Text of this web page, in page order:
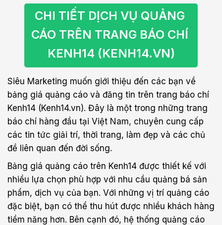
CHI TIẾT DỊCH VỤ QUẢNG
CÁO TRÊN TRANG BÁO CHÍ
KENH14 (KENH14.VN)
Siêu Marketing muốn giới thiệu đến các bạn về
bảng giá quảng cáo và đăng tin trên trang báo chí
Kenh14 (Kenh14.vn). Đây là một trong những trang
báo chí hàng đầu tại Việt Nam, chuyên cung cấp
các tin tức giải trí, thời trang, làm đẹp và các chủ
đề liên quan đến đời sống.
Bảng giá quảng cáo trên Kenh14 được thiết kế với
nhiều lựa chọn phù hợp với nhu cầu quảng bá sản
phẩm, dịch vụ của bạn. Với những vị trí quảng cáo
đặc biệt, bạn có thể thu hút được nhiều khách hàng
tiềm năng hơn. Bên cạnh đó, hệ thống quảng cáo